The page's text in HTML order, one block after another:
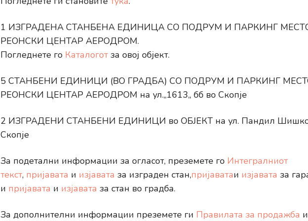
1 ИЗГРАДЕНА СТАНБЕНА ЕДИНИЦА СО ПОДРУМ И ПАРКИНГ МЕСТO
РЕОНСКИ ЦЕНТАР АЕРОДРОМ.
Погледнете го Каталогот за овој објект.
5 СТАНБЕНИ ЕДИНИЦИ (ВО ГРАДБА) СО ПОДРУМ И ПАРКИНГ МЕСТО
РЕОНСКИ ЦЕНТАР АЕРОДРОМ на ул.,,1613,, бб во Скопје
2 ИЗГРАДЕНИ СТАНБЕНИ ЕДИНИЦИ во ОБЈЕКТ на ул. Пандил
Скопје
За подетални информации за огласот, преземете го Интегралниот
текст, пријавата и изјавата за изграден стан,пријаватаи изјавата за
и пријавата и изјавата за стан во градба.
За дополнителни информации преземете ги Правилата за продажба